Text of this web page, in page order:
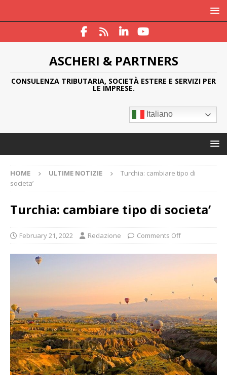
ASCHERI & PARTNERS
CONSULENZA TRIBUTARIA, SOCIETÀ ESTERE E SERVIZI PER
LE IMPRESE.
Italiano
HOME ULTIME NOTIZIE
Turchia: cambiare tipo di
societa’
Turchia: cambiare tipo di societa’
February 21, 2022 Redazione Comments Off